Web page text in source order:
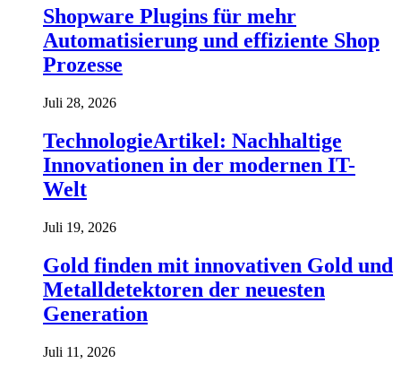
Shopware Plugins für mehr
Automatisierung und effiziente Shop
Prozesse
Juli 28, 2026
TechnologieArtikel: Nachhaltige
Innovationen in der modernen IT-
Welt
Juli 19, 2026
Gold finden mit innovativen Gold und
Metalldetektoren der neuesten
Generation
Juli 11, 2026